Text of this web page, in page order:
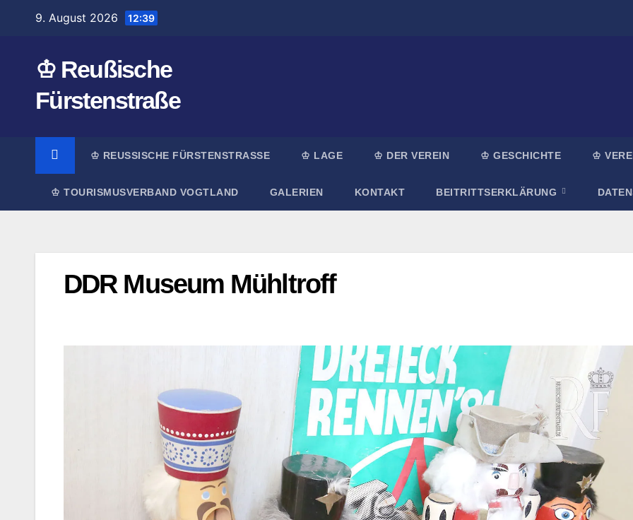
9. August 2026 12:39
♔ Reußische
Fürstenstraße
♔ REUSSISCHE FÜRSTENSTRASSE ♔ LAGE ♔ DER VEREIN ♔ GESCHICHTE ♔
♔ TOURISMUSVERBAND VOGTLAND GALERIEN KONTAKT BEITRITTSERKLÄRUNG
DDR Museum Mühltroff